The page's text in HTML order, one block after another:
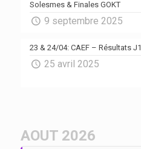
Solesmes & Finales GOKT
9 septembre 2025
23 & 24/04: CAEF – Résultats J1
25 avril 2025
AOUT 2026